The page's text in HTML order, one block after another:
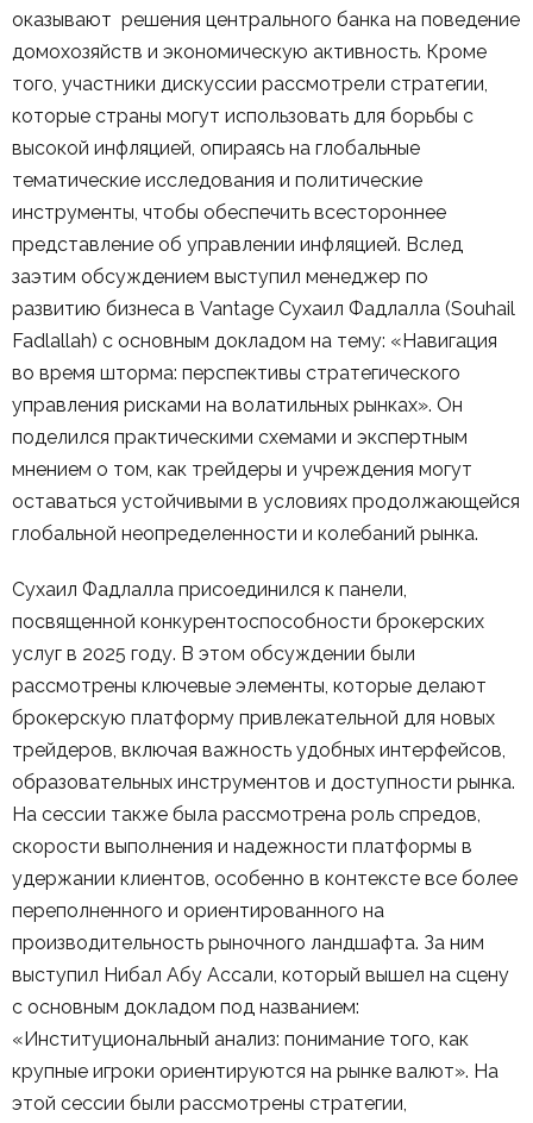
оказывают решения центрального банка на поведение
домохозяйств и экономическую активность. Кроме
того, участники дискуссии рассмотрели стратегии,
которые страны могут использовать для борьбы с
высокой инфляцией, опираясь на глобальные
тематические исследования и политические
инструменты, чтобы обеспечить всестороннее
представление об управлении инфляцией. Вслед
заэтим обсуждением выступил менеджер по
развитию бизнеса в Vantage Сухаил Фадлалла (Souhail
Fadlallah) с основным докладом на тему: «Навигация
во время шторма: перспективы стратегического
управления рисками на волатильных рынках». Он
поделился практическими схемами и экспертным
мнением о том, как трейдеры и учреждения могут
оставаться устойчивыми в условиях продолжающейся
глобальной неопределенности и колебаний рынка.
Сухаил Фадлалла присоединился к панели,
посвященной конкурентоспособности брокерских
услуг в 2025 году. В этом обсуждении были
рассмотрены ключевые элементы, которые делают
брокерскую платформу привлекательной для новых
трейдеров, включая важность удобных интерфейсов,
образовательных инструментов и доступности рынка.
На сессии также была рассмотрена роль спредов,
скорости выполнения и надежности платформы в
удержании клиентов, особенно в контексте все более
переполненного и ориентированного на
производительность рыночного ландшафта. За ним
выступил Нибал Абу Ассали, который вышел на сцену
с основным докладом под названием:
«Институциональный анализ: понимание того, как
крупные игроки ориентируются на рынке валют». На
этой сессии были рассмотрены стратегии,